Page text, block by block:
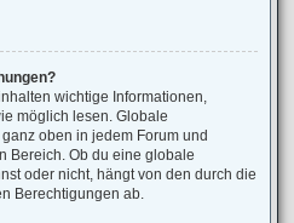
wichtige Informationen,
möglich lesen. Globale
oben in jedem Forum und
Bereich. Ob du eine globale
oder nicht, hängt von den durch die
Berechtigungen ab.